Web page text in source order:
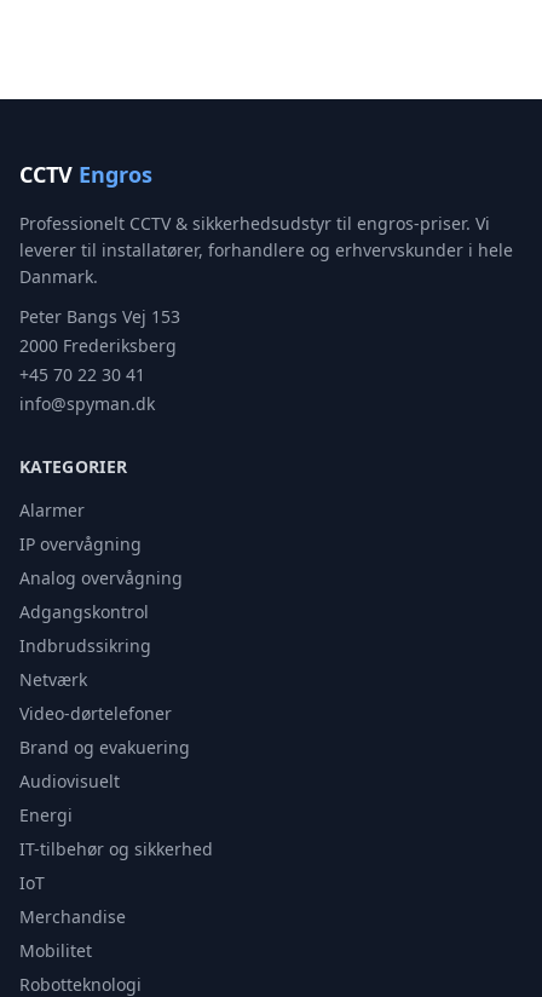
CCTV Engros
Professionelt CCTV & sikkerhedsudstyr til engros-priser. Vi
leverer til installatører, forhandlere og erhvervskunder i hele
Danmark.
Peter Bangs Vej 153
2000 Frederiksberg
+45 70 22 30 41
info@spyman.dk
KATEGORIER
Alarmer
IP overvågning
Analog overvågning
Adgangskontrol
Indbrudssikring
Netværk
Video-dørtelefoner
Brand og evakuering
Audiovisuelt
Energi
IT-tilbehør og sikkerhed
IoT
Merchandise
Mobilitet
Robotteknologi